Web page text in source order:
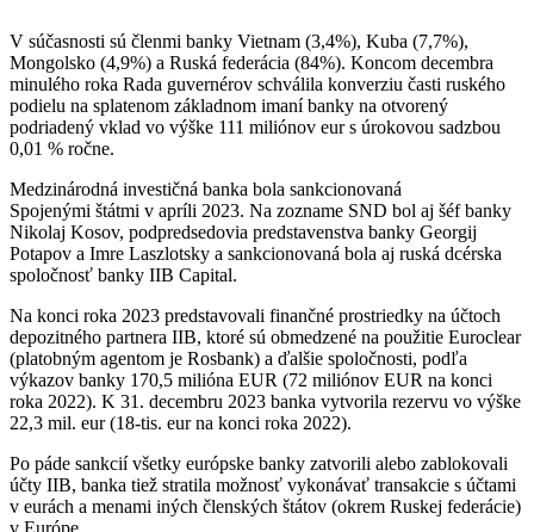
V súčasnosti sú členmi banky Vietnam (3,4%), Kuba (7,7%),
Mongolsko (4,9%) a Ruská federácia (84%). Koncom decembra
minulého roka Rada guvernérov schválila konverziu časti ruského
podielu na splatenom základnom imaní banky na otvorený
podriadený vklad vo výške 111 miliónov eur s úrokovou sadzbou
0,01 % ročne.
Medzinárodná investičná banka bola sankcionovaná
Spojenými štátmi v apríli 2023. Na zozname SND bol aj šéf banky
Nikolaj Kosov, podpredsedovia predstavenstva banky Georgij
Potapov a Imre Laszlotsky a sankcionovaná bola aj ruská dcérska
spoločnosť banky IIB Capital.
Na konci roka 2023 predstavovali finančné prostriedky na účtoch
depozitného partnera IIB, ktoré sú obmedzené na použitie Euroclear
(platobným agentom je Rosbank) a ďalšie spoločnosti, podľa
výkazov banky 170,5 milióna EUR (72 miliónov EUR na konci
roka 2022). K 31. decembru 2023 banka vytvorila rezervu vo výške
22,3 mil. eur (18-tis. eur na konci roka 2022).
Po páde sankcií všetky európske banky zatvorili alebo zablokovali
účty IIB, banka tiež stratila možnosť vykonávať transakcie s účtami
v eurách a menami iných členských štátov (okrem Ruskej federácie)